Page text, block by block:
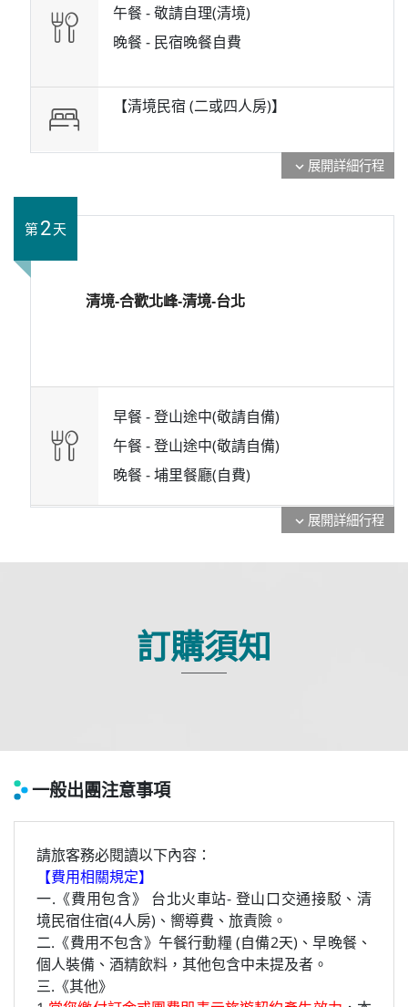
午餐 -敬請自理(清境)
晚餐 - 民宿晚餐自費
【清境民宿 (二或四人房)】
expand_more 展開詳細行程
第2天
清境-合歡北峰-清境-台北
早餐 -登山途中(敬請自備)
午餐 -登山途中(敬請自備)
晚餐 -埔里餐廳(自費)
expand_more 展開詳細行程
訂購須知
一般出團注意事項
請旅客務必閱讀以下內容：
【費用相關規定】
一.《費用包含》 台北火車站- 登山口交通接駁、清
境民宿住宿(4人房)、嚮導費、旅責險。
二.《費用不包含》午餐行動糧 (自備2天)、早晚餐、
個人裝備、酒精飲料， 其他包含中未提及者 。
三.《其他》